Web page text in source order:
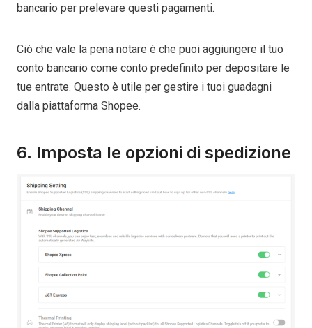
bancario per prelevare questi pagamenti.
Ciò che vale la pena notare è che puoi aggiungere il tuo
conto bancario come conto predefinito per depositare le
tue entrate. Questo è utile per gestire i tuoi guadagni
dalla piattaforma Shopee.
6. Imposta le opzioni di spedizione